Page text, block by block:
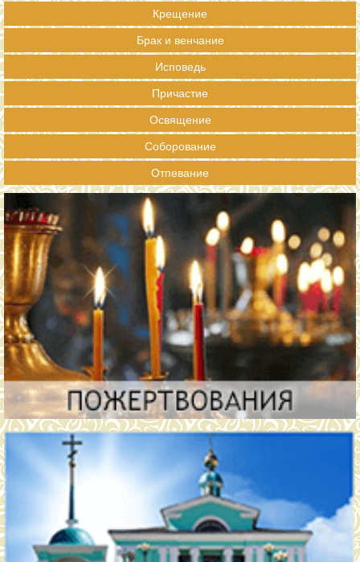
Крещение
Брак и венчание
Исповедь
Причастие
Освящение
Соборование
Отпевание